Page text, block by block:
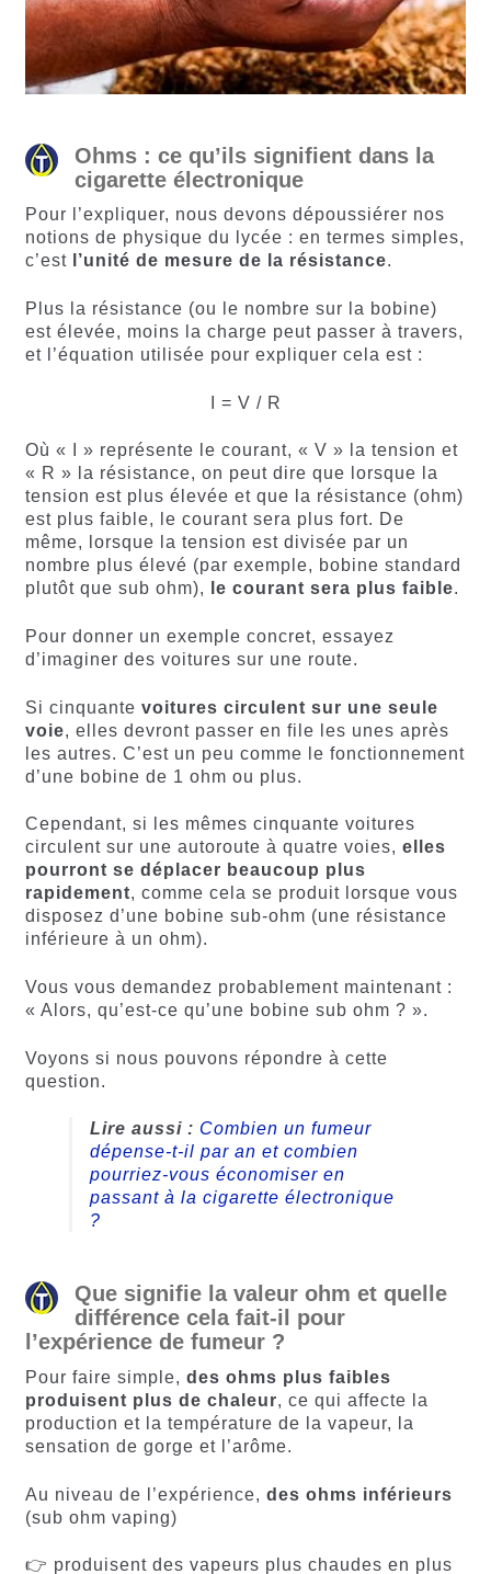
Ohms : ce qu’ils signifient dans la
cigarette électronique
Pour l’expliquer, nous devons dépoussiérer nos
notions de physique du lycée : en termes simples,
c’est
l’unité de mesure de la résistance.
Plus la résistance (ou le nombre sur la bobine)
est élevée, moins la charge peut passer à travers,
et l’équation utilisée pour expliquer cela est :
I = V / R
Où « I » représente le courant, « V » la tension et
« R » la résistance, on peut dire que lorsque la
tension est plus élevée et que la résistance (ohm)
est plus faible, le courant sera plus fort. De
même, lorsque la tension est divisée par un
nombre plus élevé (par exemple, bobine standard
plutôt que sub ohm),
le courant sera plus faible.
Pour donner un exemple concret, essayez
d’imaginer des voitures sur une route.
Si cinquante voitures circulent sur une seule
voie, elles devront passer en file les unes après
les autres. C’est un peu comme le fonctionnement
d’une bobine de 1 ohm ou plus.
Cependant, si les mêmes cinquante voitures
circulent sur une autoroute à quatre voies, elles
pourront se déplacer beaucoup plus
rapidement, comme cela se produit lorsque vous
disposez d’une bobine sub-ohm (une résistance
inférieure à un ohm).
Vous vous demandez probablement maintenant :
« Alors, qu’est-ce qu’une bobine sub ohm ? ».
Voyons si nous pouvons répondre à cette
question.
Lire aussi : Combien un fumeur
dépense-t-il par an et combien
pourriez-vous économiser en
passant à la cigarette électronique
?
Que signifie la valeur ohm et quelle
différence cela fait-il pour
l’expérience de fumeur ?
Pour faire simple, des ohms plus faibles
produisent plus de chaleur, ce qui affecte la
production et la température de la vapeur, la
sensation de gorge et l’arôme.
Au niveau de l’expérience, des ohms inférieurs
(sub ohm vaping)
👉 produisent des vapeurs plus chaudes en plus